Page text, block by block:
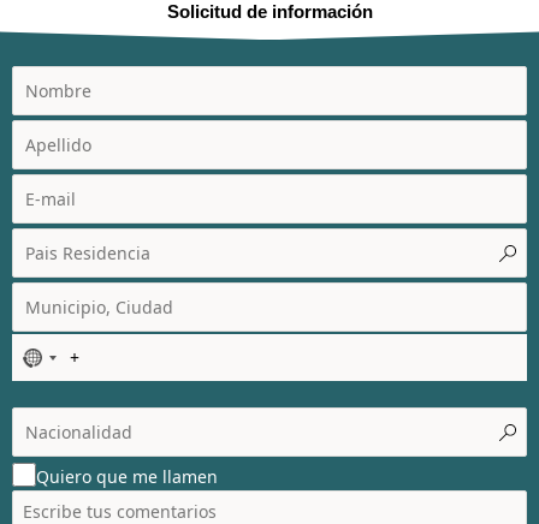
Solicitud de información
N
o
c
o
u
n
t
Quiero que me llamen